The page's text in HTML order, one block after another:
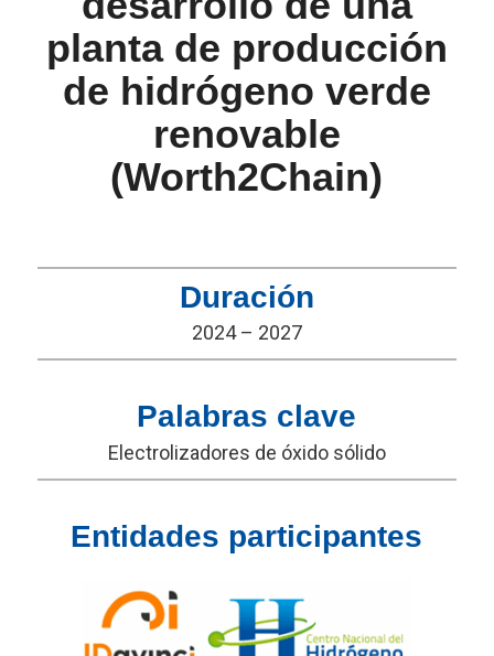
planta de producción
de hidrógeno verde
renovable
(Worth2Chain)
Duración
2024 – 2027
Palabras clave
Electrolizadores de óxido sólido
Entidades participantes